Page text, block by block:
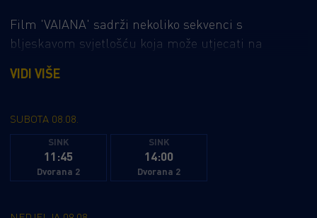
Film 'VAIANA' sadrži nekoliko sekvenci s
bljeskavom svjetlošću koja može utjecati na
posjetitelje koji su osjetljivi na fotosenzitivnu
epilepsiju ili na druge osjetljivosti na svjetlost.
adaptaciju omiljenog animiranog hita Vaiana. U
glavnoj ulozi nastupa Catherine Laga‘aia kao
hrabra moreplovka Vaiana, dok se Dwayne Johnson
vraća kao karizmatični i nestašni polubog Maui.
emociju i glazbu – uz originalne pjesme
VIDI VIŠE
SUBOTA 08.08.
SINK
11:45
Dvorana 2
SINK
14:00
Dvorana 2